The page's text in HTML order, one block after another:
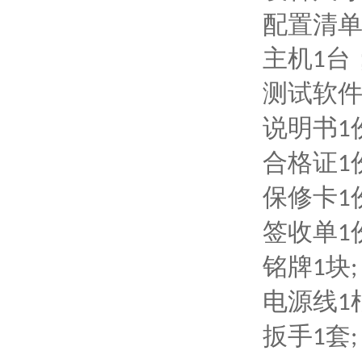
配置清单
主机1台
测试软件
说明书1
合格证1
保修卡1
签收单1
铭牌1块;
电源线1
扳手1套;